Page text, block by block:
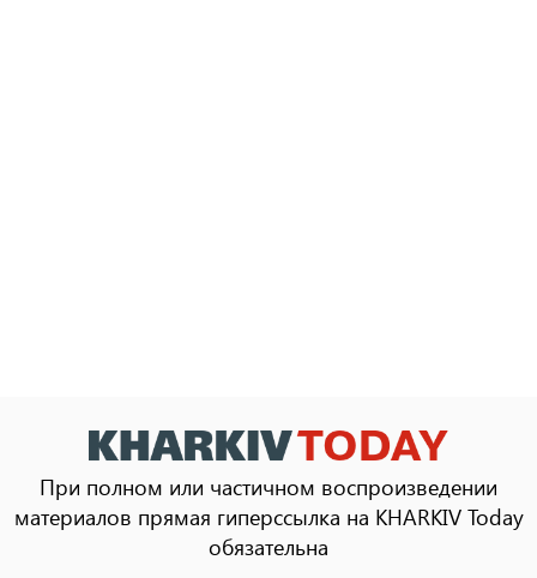
При полном или частичном воспроизведении
материалов прямая гиперссылка на KHARKIV Today
обязательна